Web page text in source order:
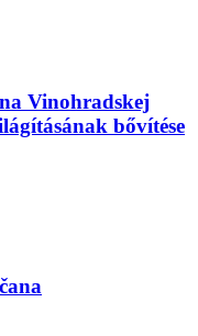
Vinohradskej
bővítése